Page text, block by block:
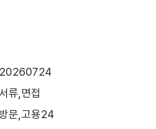
20260724
류,면접
방문,고용24